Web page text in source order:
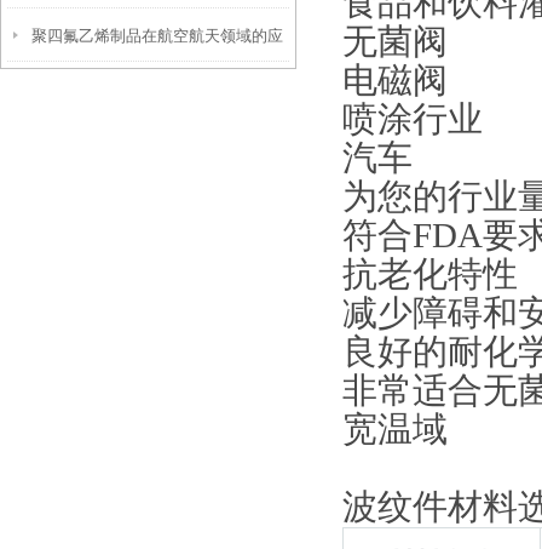
的应用
聚四氟乙烯制品在航空航天领域的应
无菌阀
电磁阀
喷涂行业
汽车
为您的行业
符合FDA要
抗老化特性
减少障碍和
良好的耐化
非常适合无
宽温域
波纹件材料